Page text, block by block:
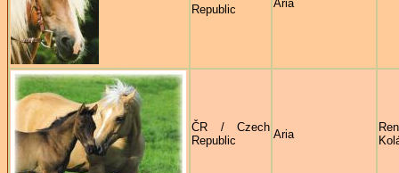
Republic
Aria
ČR / Czech
Republic
Aria